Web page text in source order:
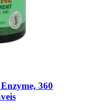
360